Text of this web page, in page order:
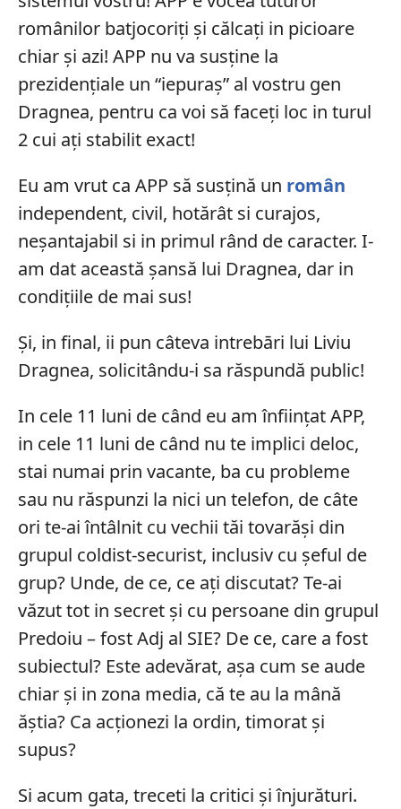
românilor batjocoriți și călcați in picioare
chiar și azi! APP nu va susține la
prezidențiale un “iepuraș” al vostru gen
Dragnea, pentru ca voi să faceți loc in turul
2 cui ați stabilit exact!
Eu am vrut ca APP să susțină un român
independent, civil, hotărât si curajos,
neșantajabil si in primul rând de caracter. I-
am dat această șansă lui Dragnea, dar in
condițiile de mai sus!
Și, in final, ii pun câteva intrebāri lui Liviu
Dragnea, solicitându-i sa răspundă public!
In cele 11 luni de când eu am înființat APP,
in cele 11 luni de când nu te implici deloc,
stai numai prin vacante, ba cu probleme
sau nu răspunzi la nici un telefon, de câte
ori te-ai întâlnit cu vechii tăi tovarăși din
grupul coldist-securist, inclusiv cu șeful de
grup? Unde, de ce, ce ați discutat? Te-ai
văzut tot in secret și cu persoane din grupul
Predoiu – fost Adj al SIE? De ce, care a fost
subiectul? Este adevărat, așa cum se aude
chiar și in zona media, că te au la mână
ăștia? Ca acționezi la ordin, timorat și
supus?
Si acum gata, treceti la critici și înjurături.